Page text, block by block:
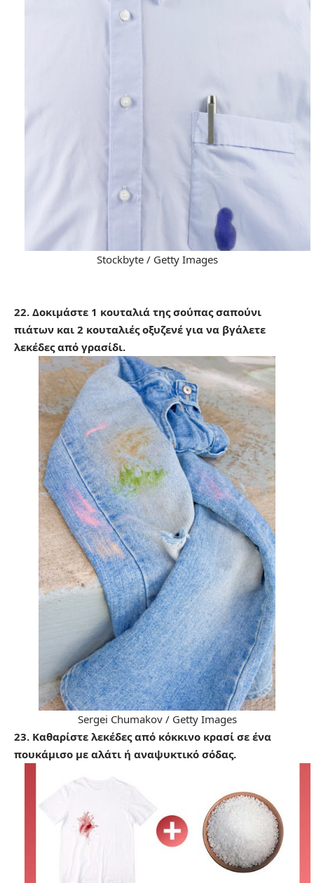
Stockbyte / Getty Images
22. Δοκιμάστε 1 κουταλιά της σούπας σαπούνι
πιάτων και 2 κουταλιές οξυζενέ για να βγάλετε
λεκέδες από γρασίδι.
Sergei Chumakov / Getty Images
23. Καθαρίστε λεκέδες από κόκκινο κρασί σε ένα
πουκάμισο με αλάτι ή αναψυκτικό σόδας.